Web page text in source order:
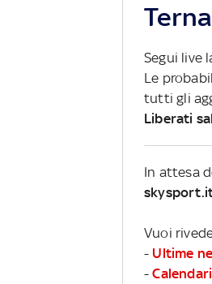
Segui live
Le
tutti gli
Liberati
In attesa
Vuoi
- Ultime
-